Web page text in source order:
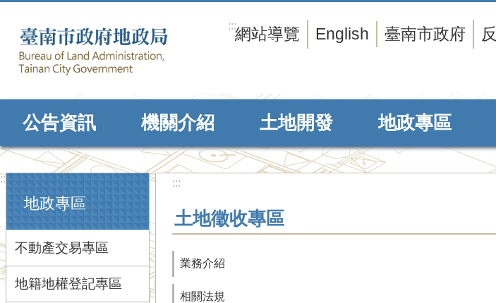
:::網站導覽 English 臺南市政府
公告資訊 機關介紹 土地開發 地政專區
:::
地政專區
不動產交易專區
地籍地權登記專區
:::
土地徵收專區
業務介紹
相關法規